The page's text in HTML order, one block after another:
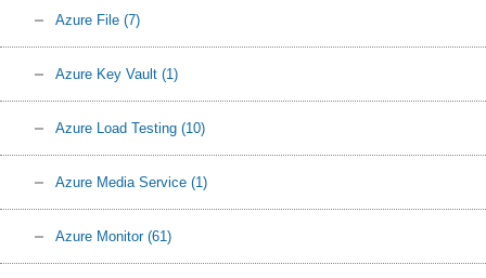
Azure File (7)
Azure Key Vault (1)
Azure Load Testing (10)
Azure Media Service (1)
Azure Monitor (61)